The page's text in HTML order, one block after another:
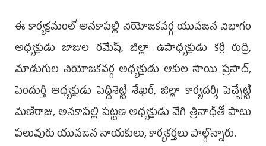
ఈ కార్యక్రమంలో అనకాపల్లి నియోజకవర్గ యువజన విభాగం
అధ్యక్షుడు జాజుల రమేష్, జిల్లా ఉపాధ్యక్షుడు కర్రీ రుద్రి,
మాడుగుల నియోజకవర్గ అధ్యక్షుడు ఆకుల సాయి ప్రసాద్,
పెందుర్తి అధ్యక్షుడు పెద్దిశెట్టి శేఖర్, జిల్లా కార్యదర్శి పెచ్చేట్టి
మణిరాజు, అనకాపల్లి పట్టణ అధ్యక్షుడు వేగి త్రినాధ్‌తో పాటు
పలువురు యువజన నాయకులు, కార్యకర్తలు పాల్గొన్నారు.